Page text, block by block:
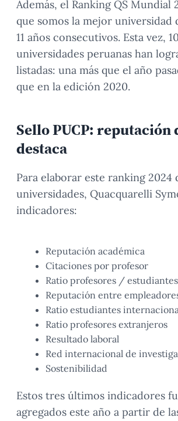
Además, el Ranking QS Mundial
que somos la mejor universidad
11 años consecutivos. Esta vez,
universidades peruanas han
listadas: una más que el año
que en la edición 2020.
Sello PUCP: reputación
destaca
Para elaborar este ranking 2024
universidades, Quacquarelli
indicadores:
Reputación académica
Citaciones por profesor
Ratio profesores / estudiantes
Reputación entre
Ratio estudiantes
Ratio profesores extranjeros
Resultado laboral
Red internacional de
Sostenibilidad
Estos tres últimos indicadores
agregados este año a partir de